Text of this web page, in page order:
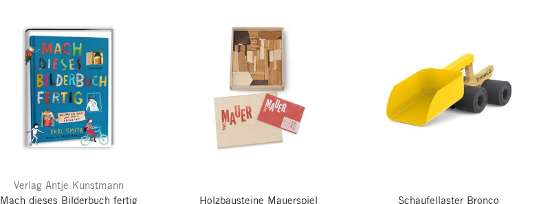
Verlag Antje Kunstmann
Mach dieses Bilderbuch fertig
Holzbausteine Mauerspiel Schaufellaster Bronco